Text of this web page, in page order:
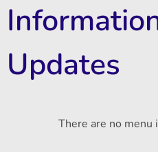
Updates
There are no menu